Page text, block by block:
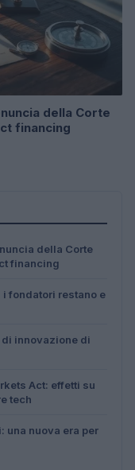
della Corte
financing
della Corte
financing
fondatori restano e
di innovazione di
Act: effetti su
tech
una nuova era per